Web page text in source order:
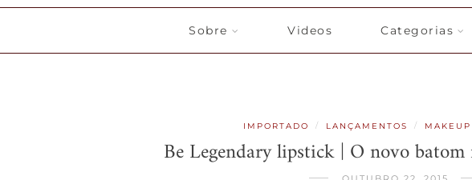
Sobre Videos Categorias
IMPORTADO / LANÇAMENTOS / MAKEUP
Be Legendary lipstick | O novo